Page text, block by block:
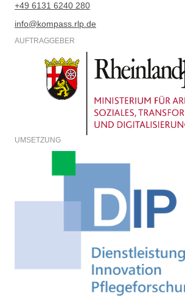
+49 6131 6240 280
info@kompass.rlp.de
AUFTRAGGEBER
UMSETZUNG